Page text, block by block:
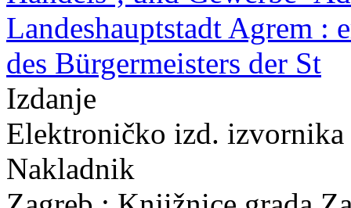
Landeshauptstadt Agrem :
des Bürgermeisters der St
Izdanje
Elektroničko izd.
Nakladnik